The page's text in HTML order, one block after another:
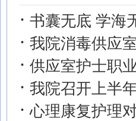
· 书囊无底 学海
· 我院消毒供应
· 供应室护士职
· 我院召开上半
· 心理康复护理